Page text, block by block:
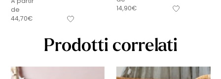
de
44,70€
14,90€
Prodotti correlati